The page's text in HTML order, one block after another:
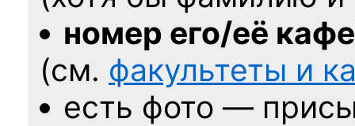
номер его/её
(см. факультеты и
есть фото —